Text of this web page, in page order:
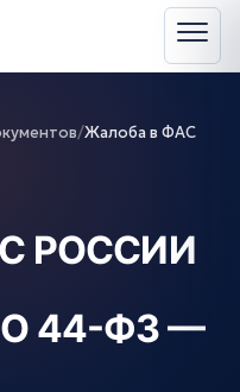
/Жалоба в ФАС
РОССИИ
44-ФЗ —